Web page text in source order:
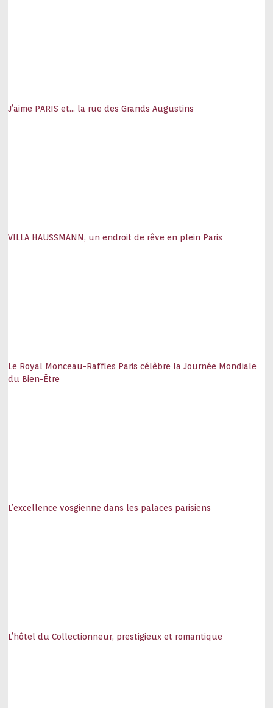
J’aime PARIS et… la rue des Grands Augustins
VILLA HAUSSMANN, un endroit de rêve en plein Paris
Le Royal Monceau-Raffles Paris célèbre la Journée Mondiale
du Bien-Être
L’excellence vosgienne dans les palaces parisiens
L’hôtel du Collectionneur, prestigieux et romantique